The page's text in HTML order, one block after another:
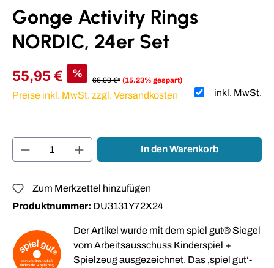
Gonge Activity Rings
NORDIC, 24er Set
55,95 € %
66,00 €* (15.23% gespart)
inkl. MwSt.
Preise inkl. MwSt. zzgl. Versandkosten
Produkt Anzahl: Gib den gewünschten
In den Warenkorb
Zum Merkzettel hinzufügen
Produktnummer: DU3131Y72X24
Der Artikel wurde mit dem spiel gut® Siegel
vom Arbeitsausschuss Kinderspiel +
Spielzeug ausgezeichnet. Das ‚spiel gut‘-